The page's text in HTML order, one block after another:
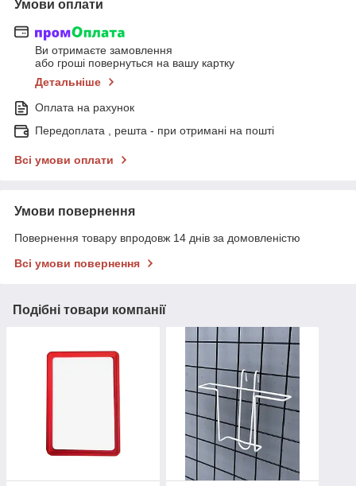
Умови оплати
Ви отримаєте замовлення
або гроші повернуться на вашу картку
Детальніше
Оплата на рахунок
Передоплата , решта - при отримані на пошті
Всі умови оплати
Умови повернення
Повернення товару впродовж 14 днів за домовленістю
Всі умови повернення
Подібні товари компанії